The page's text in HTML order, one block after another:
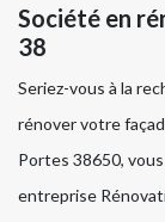
Société en
38
Seriez-vous à la
rénover votre
Portes 38650,
entreprise